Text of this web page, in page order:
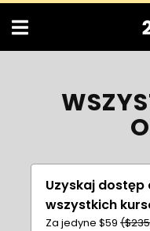
O nas
Uzyskaj dostęp
wszystkich
Za jedyne $59